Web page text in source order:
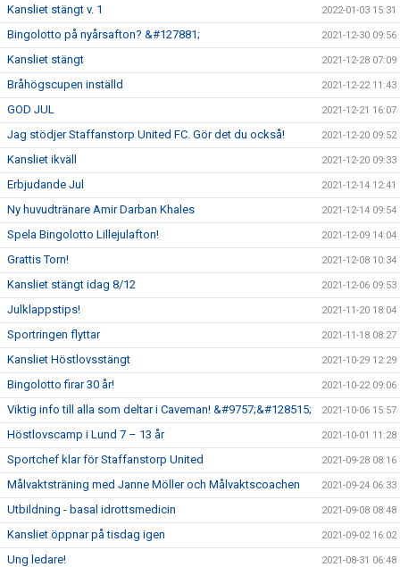
Kansliet stängt v. 1 2022-01-03 15:31
Bingolotto på nyårsafton? &#127881; 2021-12-30 09:56
Kansliet stängt 2021-12-28 07:09
Bråhögscupen inställd 2021-12-22 11:43
GOD JUL 2021-12-21 16:07
Jag stödjer Staffanstorp United FC. Gör det du också! 2021-12-20 09:52
Kansliet ikväll 2021-12-20 09:33
Erbjudande Jul 2021-12-14 12:41
Ny huvudtränare Amir Darban Khales 2021-12-14 09:54
Spela Bingolotto Lillejulafton! 2021-12-09 14:04
Grattis Torn! 2021-12-08 10:34
Kansliet stängt idag 8/12 2021-12-06 09:53
Julklappstips! 2021-11-20 18:04
Sportringen flyttar 2021-11-18 08:27
Kansliet Höstlovsstängt 2021-10-29 12:29
Bingolotto firar 30 år! 2021-10-22 09:06
Viktig info till alla som deltar i Caveman! &#9757;&#128515; 2021-10-06 15:57
Höstlovscamp i Lund 7 – 13 år 2021-10-01 11:28
Sportchef klar för Staffanstorp United 2021-09-28 08:16
Målvaktsträning med Janne Möller och Målvaktscoachen 2021-09-24 06:33
Utbildning - basal idrottsmedicin 2021-09-08 08:48
Kansliet öppnar på tisdag igen 2021-09-02 16:02
Ung ledare! 2021-08-31 06:48